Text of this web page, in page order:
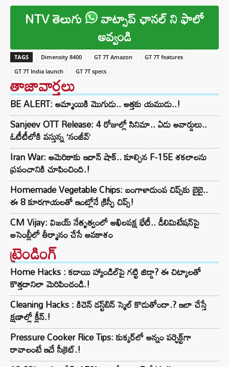
NTV తెలుగు వాట్సాప్ ఛానల్ ని ఫాలో
అవ్వండి
TAGS Dimensity 8400 GT 7T Amazon
GT 7T features
GT 7T India launch
GT 7T specs
తాజావార్తలు
BE ALERT: అమ్మాయికి మొగుడు.. అత్తకు యముడు..!
Sanjeev OTT Release: 4 రోజుల్లో సినిమా.. ఏడు అవార్డులు..
ఓటీటీలోకి వస్తున్న ‘సంజీవ్’
Iran War: అమెరికాకు ఇరాన్ షాక్.. కూల్చిన F-15E శకలాలను
ప్రపంచానికి చూపించింది.!
Homemade Vegetable Chips: బంగాళాదుంప చిప్స్‌కు బైబై..
ఈ 8 కూరగాయలతో ఇంట్లోనే క్రిస్పీ చిప్స్!
CM Vijay: విజయ్ నేతృత్వంలో అఖిలపక్ష భేటీ.. డీలిమిటేషన్‌పై
అసెంబ్లీలో తీర్మానం చేసే అవకాశం
ట్రెండింగ్‌
Home Hacks : కడాయి హ్యాండిల్‌పై గట్టి జిడ్డా? ఈ చిట్కాలతో
కొత్తదానిలా మెరిపించండి.!
Cleaning Hacks : కిచెన్ డస్ట్‌బిన్ స్మెల్ కొడుతోందా.? ఇలా చేస్తే
క్షణాల్లో క్లీన్.!
Pressure Cooker Rice Tips: కుక్కర్‌లో అన్నం పర్ఫెక్ట్‌గా
రావాలంటే ఇదే సీక్రెట్.!